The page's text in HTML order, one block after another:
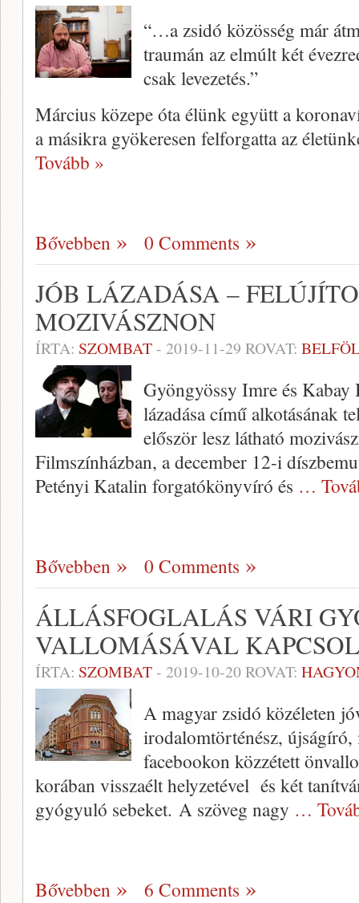
“…a zsidó közösség már
traumán az elmúlt két
csak levezetés.”
Március közepe óta élünk együtt a
a másikra gyökeresen felforgatta az
Tovább »
Bővebben 0 Comments
JÓB LÁZADÁSA –
MOZIVÁSZNON
ÍRTA: SZOMBAT- 2019-11-29 ROVAT:
Gyöngyössy Imre és
lázadása című alkotásának
először lesz látható
Filmszínházban, a december 12-i
Petényi Katalin forgatókönyvíró és …
Bővebben 0 Comments
ÁLLÁSFOGLALÁS VÁRI
VALLOMÁSÁVAL
ÍRTA: SZOMBAT- 2019-10-20ROVAT:
A magyar zsidó közéleten
irodalomtörténész,
facebookon közzétett
korában visszaélt helyzetével és két
gyógyuló sebeket. A szöveg nagy …
Bővebben 6 Comments